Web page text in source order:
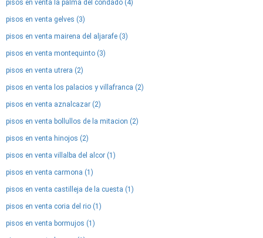
pisos en venta la palma del condado (4)
pisos en venta gelves (3)
pisos en venta mairena del aljarafe (3)
pisos en venta montequinto (3)
pisos en venta utrera (2)
pisos en venta los palacios y villafranca (2)
pisos en venta aznalcazar (2)
pisos en venta bollullos de la mitacion (2)
pisos en venta hinojos (2)
pisos en venta villalba del alcor (1)
pisos en venta carmona (1)
pisos en venta castilleja de la cuesta (1)
pisos en venta coria del rio (1)
pisos en venta bormujos (1)